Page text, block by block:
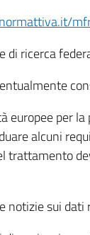
di ricerca
per
alcuni
sui